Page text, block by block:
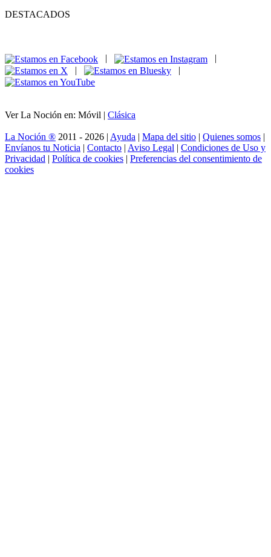
DESTACADOS
|
|
Ver La Noción en: Móvil | Clásica
La Noción ® 2011 - 2026 | Ayuda | Mapa del sitio | Quienes somos |
Envíanos tu Noticia | Contacto | Aviso Legal | Condiciones de Uso y
Privacidad | Política de cookies | Preferencias del consentimiento de
cookies